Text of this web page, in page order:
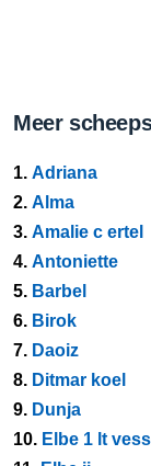
Meer
1. Adriana
2. Alma
3. Amalie c ertel
4. Antoniette
5. Barbel
6. Birok
7. Daoiz
8. Ditmar koel
9. Dunja
10. Elbe 1 lt